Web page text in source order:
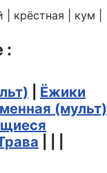
крёстная | кум |
:
Ёжики
(мульт)